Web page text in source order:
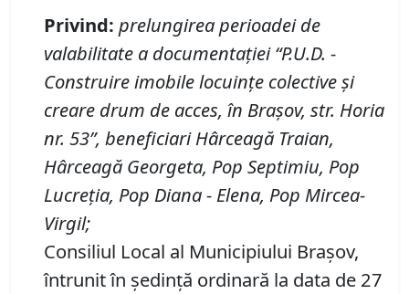
Privind: prelungirea perioadei de
valabilitate a documentaţiei“P.U.D. -
Construire imobile locuinţe colective şi
creare drum de acces, în Brașov, str. Horia
nr. 53”, beneficiari Hârceagă Traian,
Hârceagă Georgeta, Pop Septimiu, Pop
Lucreţia, Pop Diana- Elena, Pop Mircea-
Virgil;
Consiliul Local al Municipiului Brașov,
întrunit în ședință ordinară la data de 27